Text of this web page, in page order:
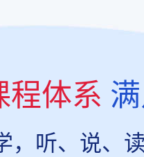
程体系
，听、说、